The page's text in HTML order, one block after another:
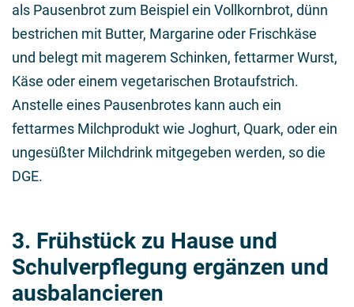
als Pausenbrot zum Beispiel ein Vollkornbrot, dünn
bestrichen mit Butter, Margarine oder Frischkäse
und belegt mit magerem Schinken, fettarmer Wurst,
Käse oder einem vegetarischen Brotaufstrich.
Anstelle eines Pausenbrotes kann auch ein
fettarmes Milchprodukt wie Joghurt, Quark, oder ein
ungesüßter Milchdrink mitgegeben werden, so die
DGE.
3. Frühstück zu Hause und
Schulverpflegung ergänzen und
ausbalancieren